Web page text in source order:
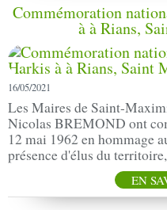
Commémoration
à à Rians,
16/05/2021
Les Maires de Saint-
Nicolas BREMOND ont
12 mai 1962 en hommage
présence d'élus du
EN